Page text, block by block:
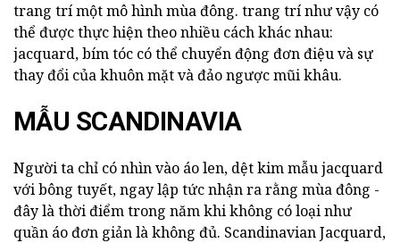
trang trí một mô hình mùa đông. trang trí như vậy có
thể được thực hiện theo nhiều cách khác nhau:
jacquard, bím tóc có thể chuyển động đơn điệu và sự
thay đổi của khuôn mặt và đảo ngược mũi khâu.
MẪU SCANDINAVIA
Người ta chỉ có nhìn vào áo len, dệt kim mẫu jacquard
với bông tuyết, ngay lập tức nhận ra rằng mùa đông -
đây là thời điểm trong năm khi không có loại như
quần áo đơn giản là không đủ. Scandinavian Jacquard,